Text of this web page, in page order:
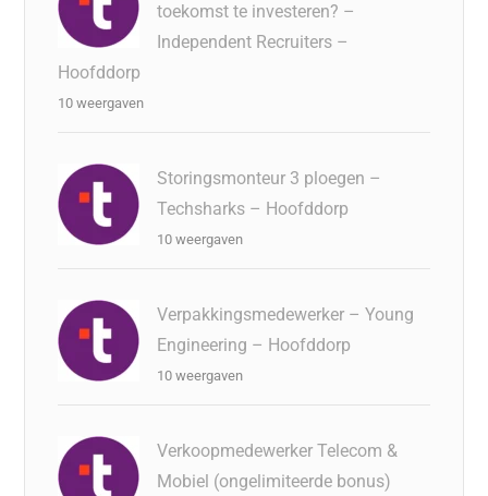
toekomst te investeren? –
Independent Recruiters –
Hoofddorp
10 weergaven
Storingsmonteur 3 ploegen –
Techsharks – Hoofddorp
10 weergaven
Verpakkingsmedewerker – Young
Engineering – Hoofddorp
10 weergaven
Verkoopmedewerker Telecom &
Mobiel (ongelimiteerde bonus)